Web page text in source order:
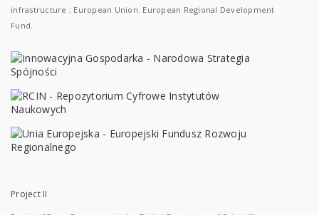
infrastructure ; European Union. European Regional Development
Fund.
Project II